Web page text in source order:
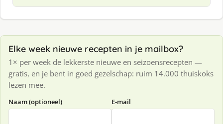
Elke week nieuwe recepten in je mailbox?
1× per week de lekkerste nieuwe en seizoensrecepten —
gratis, en je bent in goed gezelschap: ruim 14.000 thuiskoks
lezen mee.
Naam (optioneel) E-mail